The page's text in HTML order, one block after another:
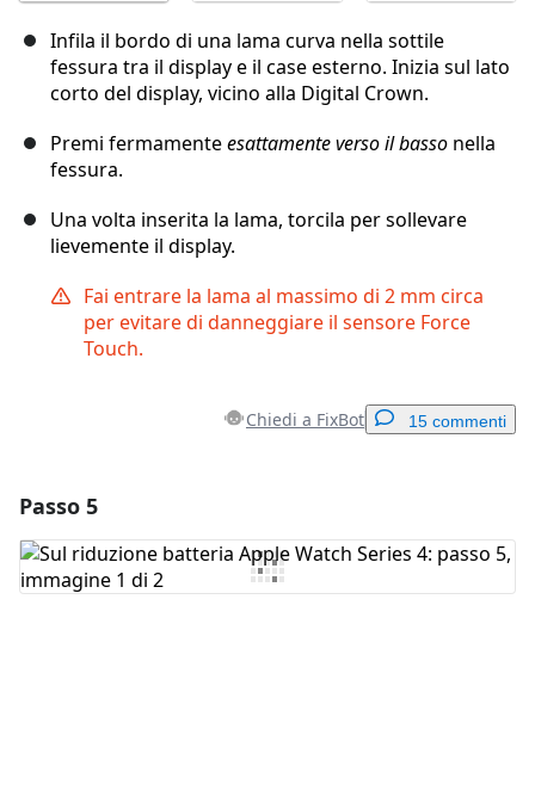
Infila il bordo di una lama curva nella sottile
fessura tra il display e il case esterno. Inizia sul lato
corto del display, vicino alla Digital Crown.
Premi fermamenteesattamente verso il basso nella
fessura.
Una volta inserita la lama, torcila per sollevare
lievemente il display.
Fai entrare la lama al massimo di 2 mm circa
per evitare di danneggiare il sensore Force
Touch.
Chiedi a FixBot 15 commenti
Aggiungi Commento
Passo 5